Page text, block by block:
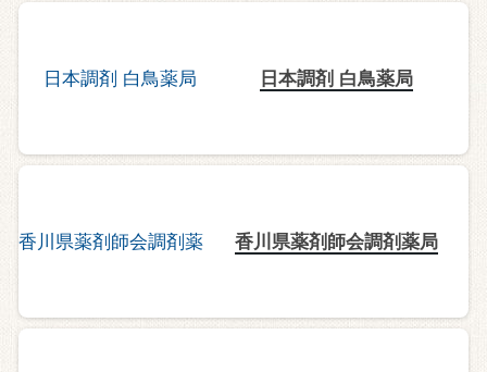
日本調剤 白鳥薬局
香川県薬剤師会調剤薬局